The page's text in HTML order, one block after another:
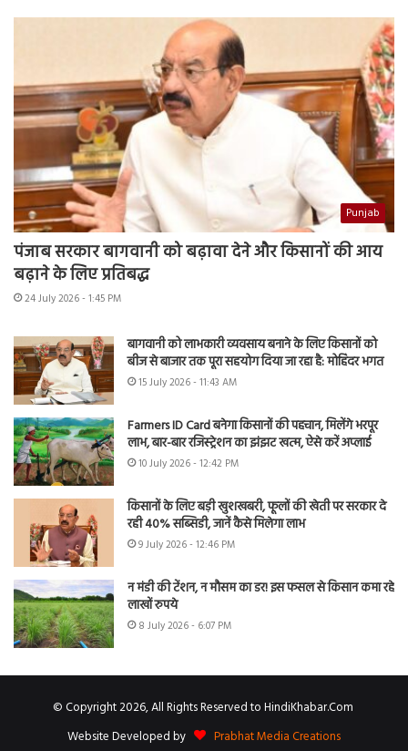
Punjab
पंजाब सरकार बागवानी को बढ़ावा देने और किसानों की आय
बढ़ाने के लिए प्रतिबद्ध
24 July 2026 - 1:45 PM
बागवानी को लाभकारी व्यवसाय बनाने के लिए किसानों को
बीज से बाजार तक पूरा सहयोग दिया जा रहा है: मोहिंदर भगत
15 July 2026 - 11:43 AM
Farmers ID Card बनेगा किसानों की पहचान, मिलेंगे भरपूर
लाभ, बार-बार रजिस्ट्रेशन का झंझट खत्म, ऐसे करें अप्लाई
10 July 2026 - 12:42 PM
किसानों के लिए बड़ी खुशखबरी, फूलों की खेती पर सरकार दे
रही 40% सब्सिडी, जानें कैसे मिलेगा लाभ
9 July 2026 - 12:46 PM
न मंडी की टेंशन, न मौसम का डर! इस फसल से किसान कमा रहे
लाखों रुपये
8 July 2026 - 6:07 PM
© Copyright 2026, All Rights Reserved to HindiKhabar.Com
Website Developed by
Prabhat Media Creations